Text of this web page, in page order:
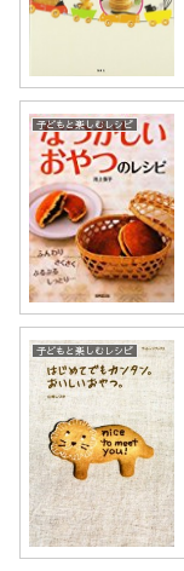
子どもと楽しむレシピ
子どもと楽しむレシピ